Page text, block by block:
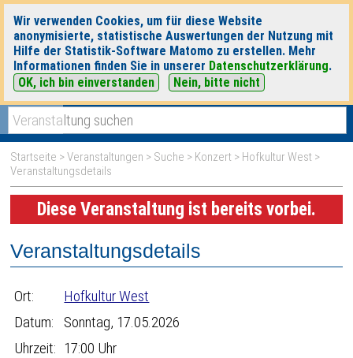
Wir verwenden Cookies, um für diese Website
anonymisierte, statistische Auswertungen der Nutzung mit
Hilfe der Statistik-Software Matomo zu erstellen. Mehr
Informationen finden Sie in unserer Datenschutzerklärung.
OK, ich bin einverstanden
Nein, bitte nicht
heute|morgen|
Startseite >Veranstaltungen > Suche > Konzert > Hofkultur West >
Veranstaltungsdetails
Diese Veranstaltung ist bereits vorbei.
Veranstaltungsdetails
Ort:
Hofkultur West
Datum:
Sonntag, 17.05.2026
Uhrzeit: 17:00 Uhr